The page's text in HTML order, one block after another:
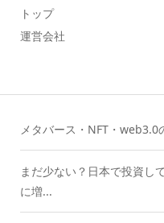
トップ
運営会社
メタバース・NFT・web3.0
まだ少ない？日本で投資し
に増...